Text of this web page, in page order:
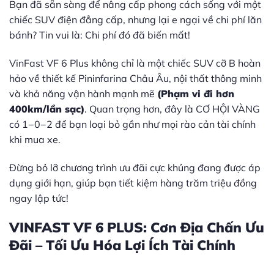
Bạn đã sẵn sàng để nâng cấp phong cách sống với một
chiếc SUV điện đẳng cấp, nhưng lại e ngại về chi phí lăn
bánh? Tin vui là: Chi phí đó đã biến mất!
VinFast VF 6 Plus không chỉ là một chiếc SUV cỡ B hoàn
hảo về thiết kế Pininfarina Châu Âu, nội thất thông minh
và khả năng vận hành mạnh mẽ (Phạm vi đi hơn
400km/lần sạc). Quan trọng hơn, đây là CƠ HỘI VÀNG
có 1−0−2 để bạn loại bỏ gần như mọi rào cản tài chính
khi mua xe.
Đừng bỏ lỡ chương trình ưu đãi cực khủng đang được áp
dụng giới hạn, giúp bạn tiết kiệm hàng trăm triệu đồng
ngay lập tức!
VINFAST VF 6 PLUS: Cơn Địa Chấn Ưu
Đãi – Tối Ưu Hóa Lợi Ích Tài Chính